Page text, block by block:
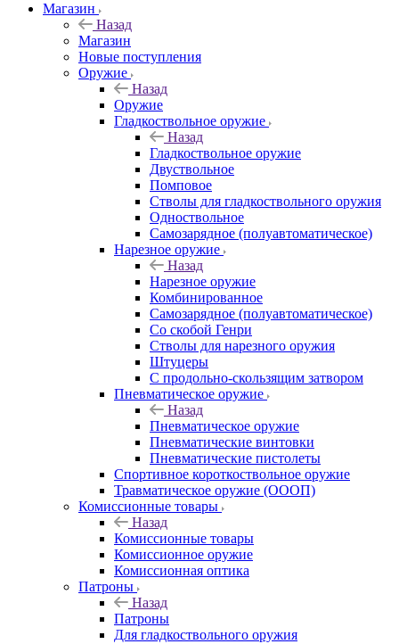
Магазин
Назад
Магазин
Новые поступления
Оружие
Назад
Оружие
Гладкоствольное оружие
Назад
Гладкоствольное оружие
Двуствольное
Помповое
Стволы для гладкоствольного оружия
Одноствольное
Самозарядное (полуавтоматическое)
Нарезное оружие
Назад
Нарезное оружие
Комбинированное
Самозарядное (полуавтоматическое)
Со скобой Генри
Стволы для нарезного оружия
Штуцеры
С продольно-скользящим затвором
Пневматическое оружие
Назад
Пневматическое оружие
Пневматические винтовки
Пневматические пистолеты
Спортивное короткоствольное оружие
Травматическое оружие (ОООП)
Комиссионные товары
Назад
Комиссионные товары
Комиссионное оружие
Комиссионная оптика
Патроны
Назад
Патроны
Для гладкоствольного оружия